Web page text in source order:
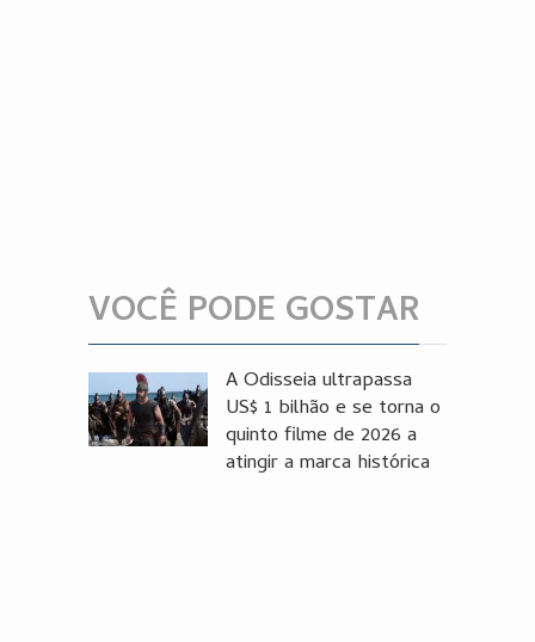
VOCÊ PODE GOSTAR
A Odisseia ultrapassa
US$ 1 bilhão e se torna o
quinto filme de 2026 a
atingir a marca histórica